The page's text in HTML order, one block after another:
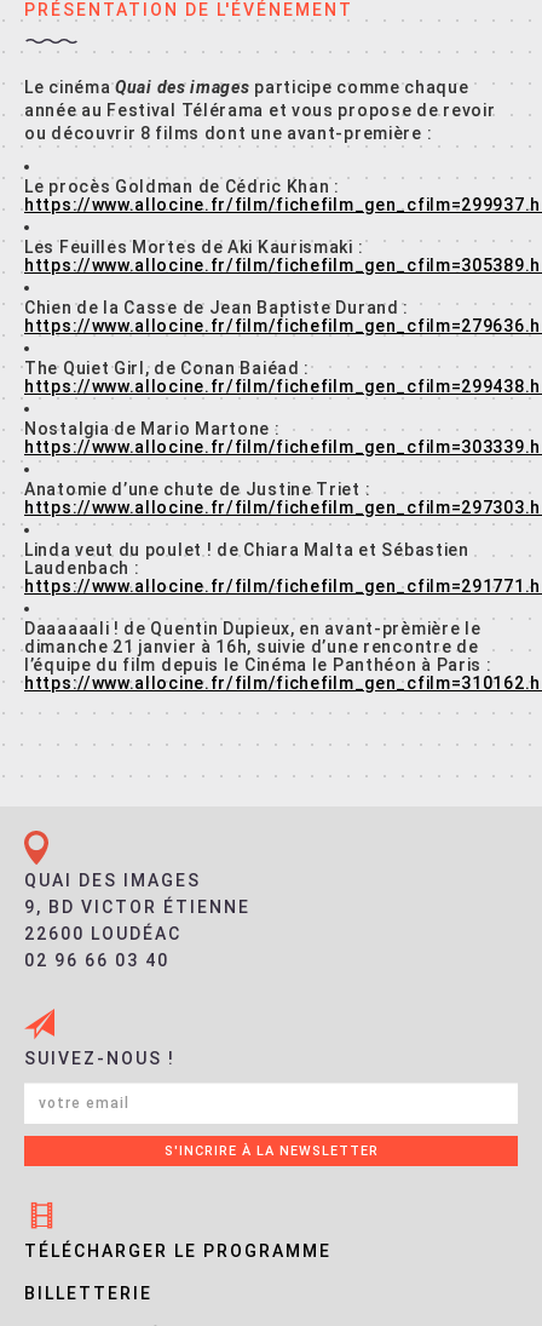
PRÉSENTATION DE L'ÉVÉNEMENT
Le cinémaQuai des images participe comme chaque
année au Festival Télérama et vous propose de revoir
ou découvrir 8 films dont une avant-première :
Le procès Goldman de Cédric Khan :
https://www.allocine.fr/film/
Les Feuilles Mortes de Aki Kaurismaki :
https://www.allocine.fr/film/
Chien de la Casse de Jean Baptiste Durand :
https://www.allocine.fr/film/
The Quiet Girl, de Conan Baiéad :
https://www.allocine.fr/film/
Nostalgia de Mario Martone :
https://www.allocine.fr/film/
Anatomie d’une chute de Justine Triet :
https://www.allocine.fr/film/
Linda veut du poulet ! de Chiara Malta et Sébastien
Laudenbach :
https://www.allocine.fr/film/
Daaaaaali ! de Quentin Dupieux, en avant-prèmière le
dimanche 21 janvier à 16h, suivie d’une rencontre de
l’équipe du film depuis le Cinéma le Panthéon à Paris :
https://www.allocine.fr/film/
QUAI DES IMAGES
9, BD VICTOR ÉTIENNE
22600 LOUDÉAC
02 96 66 03 40
SUIVEZ-NOUS !
TÉLÉCHARGER LE PROGRAMME
BILLETTERIE